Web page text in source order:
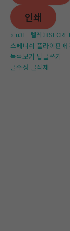
인쇄
« u3E_텔레
스페니쉬 플라이판
목록보기 답글쓰기
글수정 글삭제